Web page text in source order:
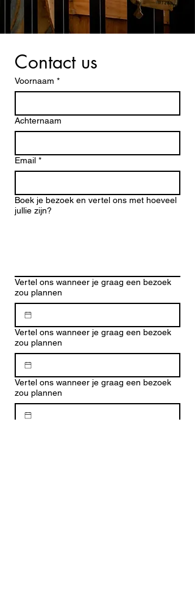
Contact us
Voornaam *
Achternaam
Email *
Boek je bezoek en vertel ons met hoeveel
jullie zijn?
Vertel ons wanneer je graag een bezoek
zou plannen
Vertel ons wanneer je graag een bezoek
zou plannen
Vertel ons wanneer je graag een bezoek
zou plannen